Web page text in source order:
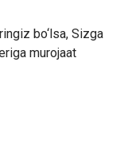
bo‘lsa, Sizga
murojaat